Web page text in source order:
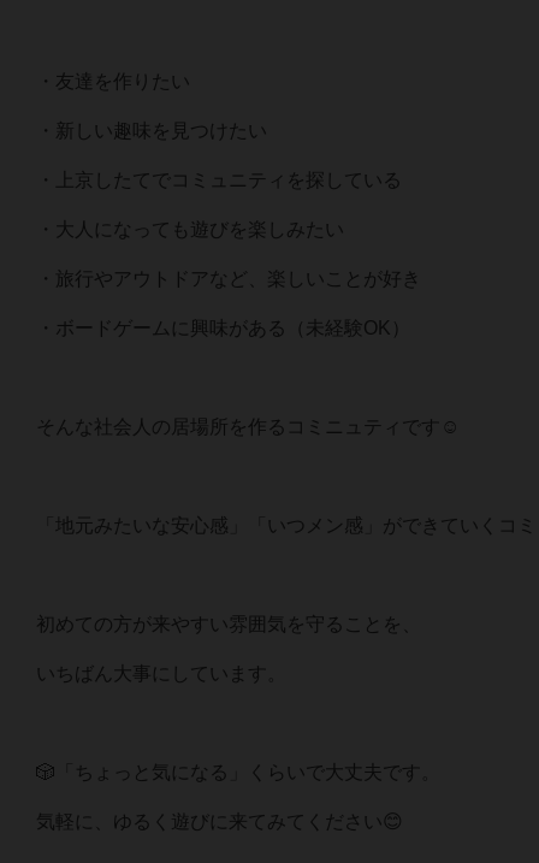
・友達を作りたい
・新しい趣味を見つけたい
・上京したてでコミュニティを探している
・大人になっても遊びを楽しみたい
・旅行やアウトドアなど、楽しいことが好き
・ボードゲームに興味がある（未経験OK）
そんな社会人の居場所を作るコミニュティです☺️
「地元みたいな安心感」「いつメン感」ができていくコ
初めての方が来やすい雰囲気を守ることを、
いちばん大事にしています。
🎲「ちょっと気になる」くらいで大丈夫です。
気軽に、ゆるく遊びに来てみてください😊